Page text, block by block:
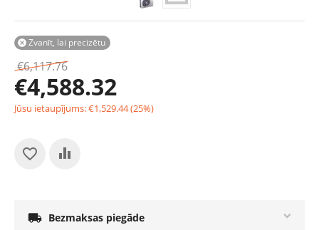
Zvanīt, lai precizētu

€6,117.76
€4,588.32
Jūsu ietaupījums:€1,529.44(25%)
 Bezmaksas piegāde